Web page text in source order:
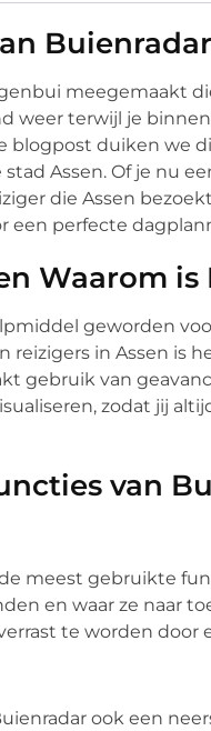
meegemaakt
weer terwijl je
blogpost duiken we
Assen. Of je nu
die Assen
een perfecte
Waarom
geworden
reizigers in Assen is
gebruik van
zodat jij
van
meest gebruikte
en waar ze naar
te worden door
ook een